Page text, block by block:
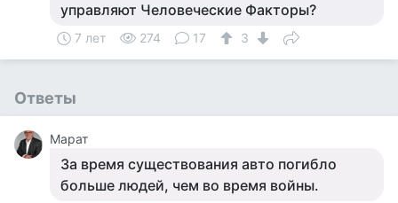
управляют Человеческие Факторы?
7 лет 274 17 3
Ответы
Марат
За время существования авто погибло
больше людей, чем во время войны.